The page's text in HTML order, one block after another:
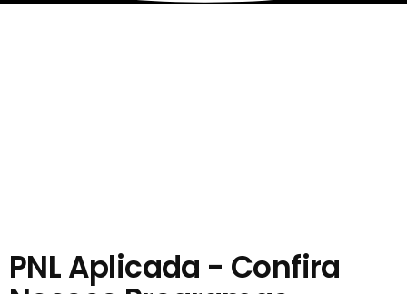
PNL Aplicada - Confira